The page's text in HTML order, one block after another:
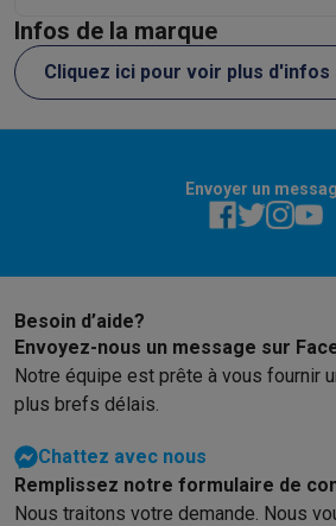
Soldes Toutes les soldes
ActionsDeals du momentPromotions
Voici pourquoi choisir KrëfelLivraison
Gros électro & encastrableTrouvez
Beauté & santéMénage
Outlet
OutletToutes nos offres outletOutlet
Infos de la marque
Cliquez ici pour voir plus
Envoyer un
Besoin d’aide?
Envoyez-nous un message sur
Notre équipe est prête à vous fournir
plus brefs délais.
Chattez avec nous
Remplissez notre formulaire de
Nous traitons votre demande. Nous